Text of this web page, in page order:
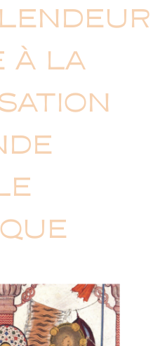
À LA